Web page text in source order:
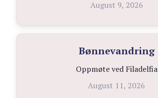
August 9, 2026
Bønnevandring
Oppmøte ved Filadelfia
August 11, 2026